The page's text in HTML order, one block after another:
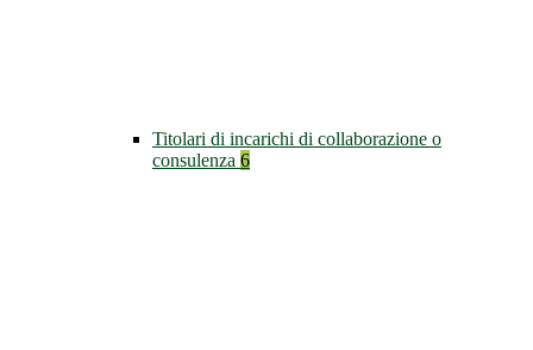
Titolari di incarichi di collaborazione o
consulenza 6